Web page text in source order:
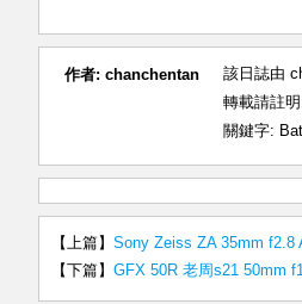
作者: chanchentan 該日誌由
轉載請註
關鍵字:
【上篇】 Sony Zeiss ZA 35mm f2.8
【下篇】 GFX 50R 老周s21 50mm